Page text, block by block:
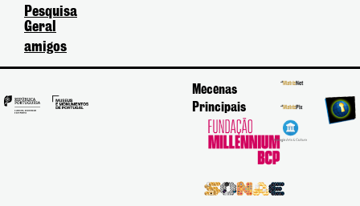
Pesquisa
Geral
amigos
Mecenas
Principais